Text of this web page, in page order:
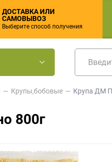
ДОСТАВКА ИЛИ
САМОВЫВОЗ
Выберите способ получения
Крупы,бобовые Крупа ДМ
800г